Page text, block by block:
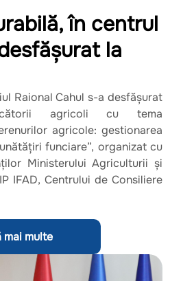
în centrul
la
Raional Cahul s-a desfășurat
agricoli cu tema
agricole: gestionarea
funciare”, organizat cu
Ministerului Agriculturii și
IFAD, Centrului de Consiliere
mai multe